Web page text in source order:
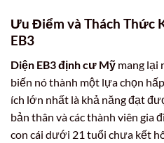
Ưu Điểm và Thách Thức
EB3
Diện EB3 định cư Mỹ mang lại
biến nó thành một lựa chọn
ích lớn nhất là khả năng đạt
bản thân và các thành viên gia
con cái dưới 21 tuổi chưa kết